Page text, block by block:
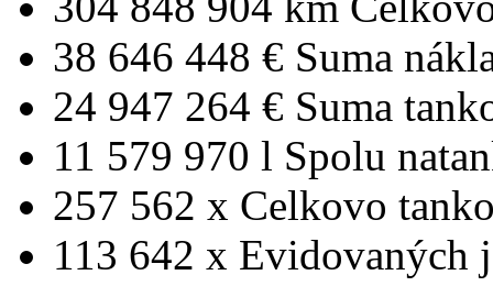
38 646 448 € Suma
24 947 264 € Suma
11 579 970 l Spolu
257 562 x Celkovo
113 642 x Evidovaných